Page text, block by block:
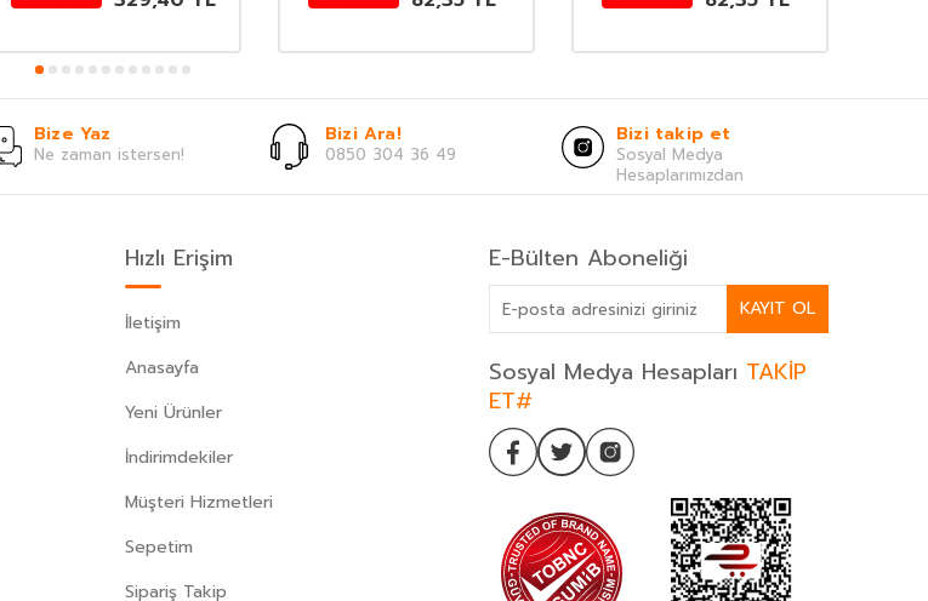
Bize Yaz
Ne zaman istersen!
Bizi Ara!
0850 304 36 49
Bizi takip et
Sosyal Medya
Hesaplarımızdan
Hızlı Erişim
İletişim
Anasayfa
Yeni Ürünler
İndirimdekiler
Müşteri Hizmetleri
Sepetim
Sipariş Takip
E-Bülten Aboneliği
KAYIT OL
Sosyal Medya Hesapları TAKİP
ET#